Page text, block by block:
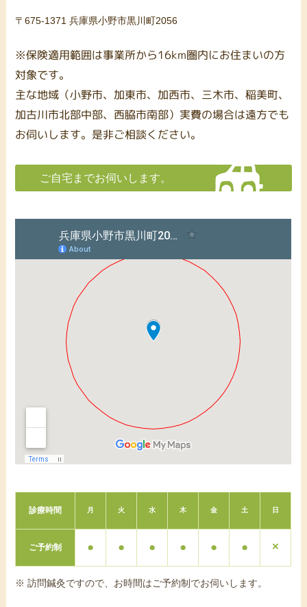
〒675-1371 兵庫県小野市黒川町2056
※保険適用範囲は事業所から16km圏内にお住まいの方
対象です。
主な地域（小野市、加東市、加西市、三木市、稲美町、
加古川市北部中部、西脇市南部）実費の場合は遠方でも
お伺いします。是非ご相談ください。
ご自宅までお伺いします。
診療時間 月 火 水 木 金 土 日
ご予約制 ● ● ● ● ● ● ×
※ 訪問鍼灸ですので、お時間はご予約制でお伺いします。